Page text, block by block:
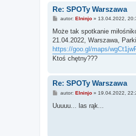
Re: SPOTy Warszawa
P
s
autor: Elninjo» 13.04.2022,
Może tak spotkanie
21.04.2022, Warszawa,
https://goo.gl/maps/
Ktoś chętny???
Re: SPOTy Warszawa
P
s
autor: Elninjo» 19.04.2022,
Uuuuu... las rąk...